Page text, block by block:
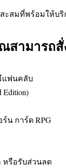
ะสมที่พร้อมให้บ
สามารถ
แฟนคลับ
น การ์ด RPG
หรือรับส่วนลด